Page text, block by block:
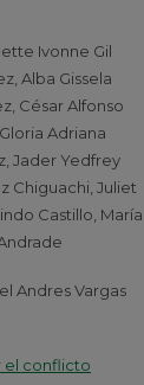
Ivonne Gil
Alba Gissela
César Alfonso
Adriana
Jader Yedfrey
Chiguachi, Juliet
Castillo, María
Andres Vargas
el conflicto